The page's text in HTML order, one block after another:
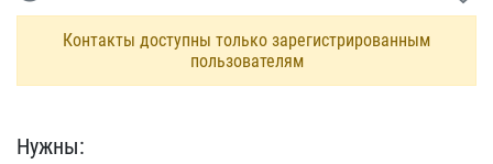
Контакты доступны только зарегистрированным
пользователям
Нужны: